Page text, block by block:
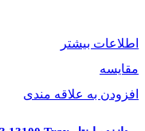
اطلاعات بیشتر
مقایسه
افزودن به علاقه مندی